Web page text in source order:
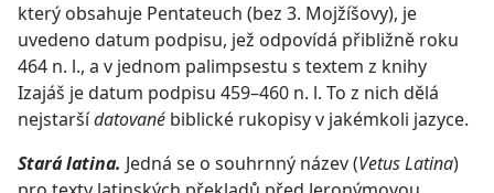
který obsahuje Pentateuch (bez 3. Mojžíšovy), je
uvedeno datum podpisu, jež odpovídá přibližně roku
464 n. l., a v jednom palimpsestu s textem z knihy
Izajáš je datum podpisu 459–460 n. l. To z nich dělá
nejstaršídatované biblické rukopisy v jakémkoli jazyce.
Stará latina. Jedná se o souhrnný název (Vetus Latina)